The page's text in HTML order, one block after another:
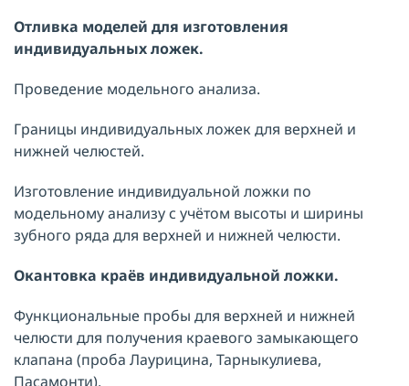
Отливка моделей для изготовления
индивидуальных ложек.
Проведение модельного анализа.
Границы индивидуальных ложек для верхней и
нижней челюстей.
Изготовление индивидуальной ложки по
модельному анализу с учётом высоты и ширины
зубного ряда для верхней и нижней челюсти.
Окантовка краёв индивидуальной ложки.
Функциональные пробы для верхней и нижней
челюсти для получения краевого замыкающего
клапана (проба Лаурицина, Тарныкулиева,
Пасамонти).